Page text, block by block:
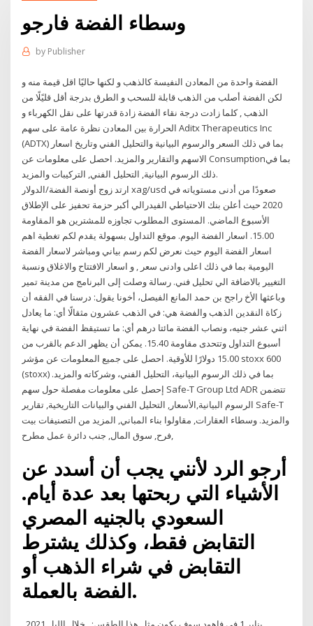
وسطاء الفضة فارجو
by Publisher
الفضة واحدة من المعادن النفيسة كالذهب و لكنها حاليًا اقل قيمة منه و
لكن الفضة أصلب من الذهب قابلة للسحب و الطرق بدرجة أقل قليًلًا من
الذهب , كلما زادت درجة نقاء الفضة زادة قدرتها على نقل الكهرباء و
الحرارة بين المعادن نظرة عامة على سهم Aditx Therapeutics Inc
(ADTX) بما في ذلك السعر والرسوم البيانية والتحليل الفني وتاريخ اسعار
الاسهم والتقارير والمزيد. احصل على معلومات عن Consumptionبما في
ذلك الرسوم البيانية, التحليل الفني, التركيبات والمزيد.
ارتد زوج أونصة الفضة/الدولار xag/usd صعودًا من أدنى مستوياته في
2020 حيث أعلن بنك الاحتياطي الفيدرالي أكبر حزمة تحفيز على الإطلاق
الأسبوع الماضي. المستوى المطلوب تجاوزه للمشترين هو المقاومة
15.00. اسعار الفضة اليوم. موقع التداول بسهولة يقدم لكم تغطية اهم
اسعار الفضة اليوم حيث نعرض لكم رسم بياني ومباشر لاسعار الفضة
اليومية بما في ذلك اعلى وادنى سعر , و اسعار الافتتاح والاغلاق ونسبة
التغيير بالاضافة الي تحليل فني. رسالة وصلت إلى البرنامج من مدينة تمير
وباعثها الأخ راجح بن حمد المانع الفيصل، أخونا يقول: درسنا في الفقه أن
زكاة النقدين الذهب والفضة هي: في الذهب عشرون مثقالًا أي: ما يعادل
اثني عشر جنيه، ونصاب الفضة مائتا درهم أي: ما تستيقظ الفضة في نهاية
أسبوع التداول وتتحدى مقاومة 15.40. يمكن أن يظهر الدعم بالقرب من
15.00 دولارًا للأوقية. احصل على جميع المعلومات عن مؤشر stoxx 600
(stoxx) بما في ذلك الرسوم البيانية، التحليل الفني، وشركاته والمزيد.
إحصل على معلومات مفصلة حول سهم Safe-T Group Ltd ADR تتضمن
الرسوم البيانية,الأسعار, التحليل الفني والبيانات التاريخية, تقارير Safe-T
والمزيد. وسطاء العقارات, مقاولوا بناء المباني, المزيد من التصنيفات بيت
فرح, سوق المال, جنب دائرة عمل مطرح,
أرجو الرد لأنني يجب أن أسدد عن
الأشياء التي ربحتها بعد عدة أيام.
السعودي بالجنيه المصري
التقابض فقط، وكذلك يشترط
التقابض في شراء الذهب أو
الفضة بالعملة.